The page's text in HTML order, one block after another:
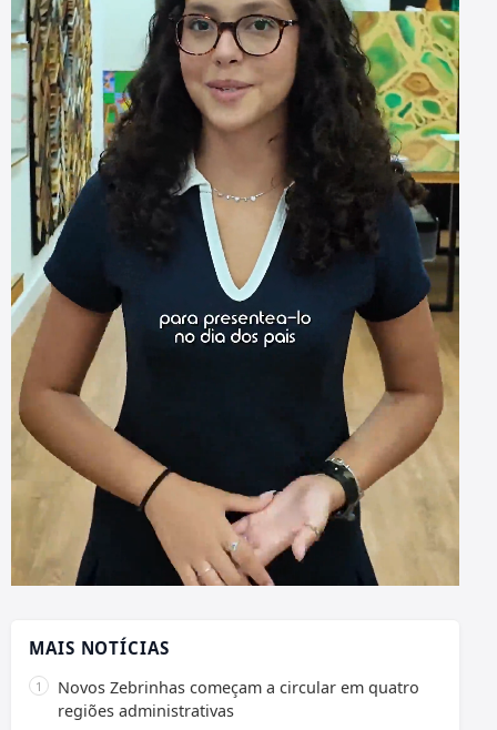
MAIS NOTÍCIAS
Novos Zebrinhas começam a circular em quatro
regiões administrativas